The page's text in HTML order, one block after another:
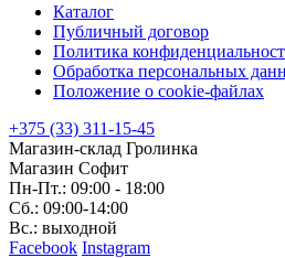
Каталог
Публичный договор
Политика
Обработка персональных
Положение о cookie-файлах
+375 (33) 311-15-45
Магазин-склад Гролинка
Магазин Софит
Пн-Пт.: 09:00 - 18:00
Сб.: 09:00-14:00
Вс.: выходной
Facebook Instagram